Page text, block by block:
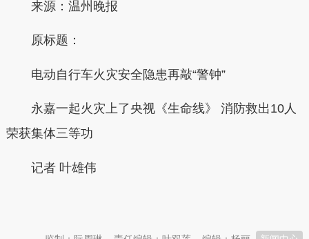
来源：温州晚报
原标题：
电动自行车火灾安全隐患再敲“警钟”
永嘉一起火灾上了央视《生命线》 消防救出10人
荣获集体三等功
记者 叶雄伟